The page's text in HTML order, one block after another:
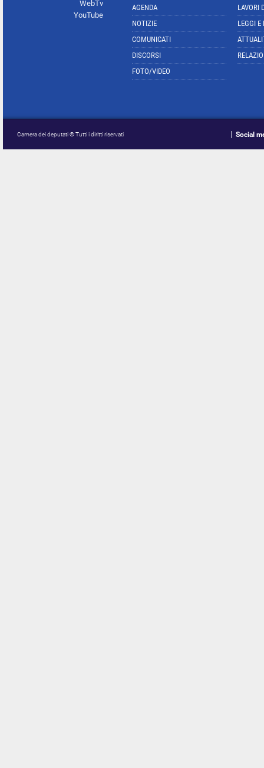
WebTv
YouTube
AGENDA
NOTIZIE
COMUNICATI
DISCORSI
FOTO/VIDEO
LAVORI
LEGGI E
Camera dei deputati © Tutti i diritti riservati Social